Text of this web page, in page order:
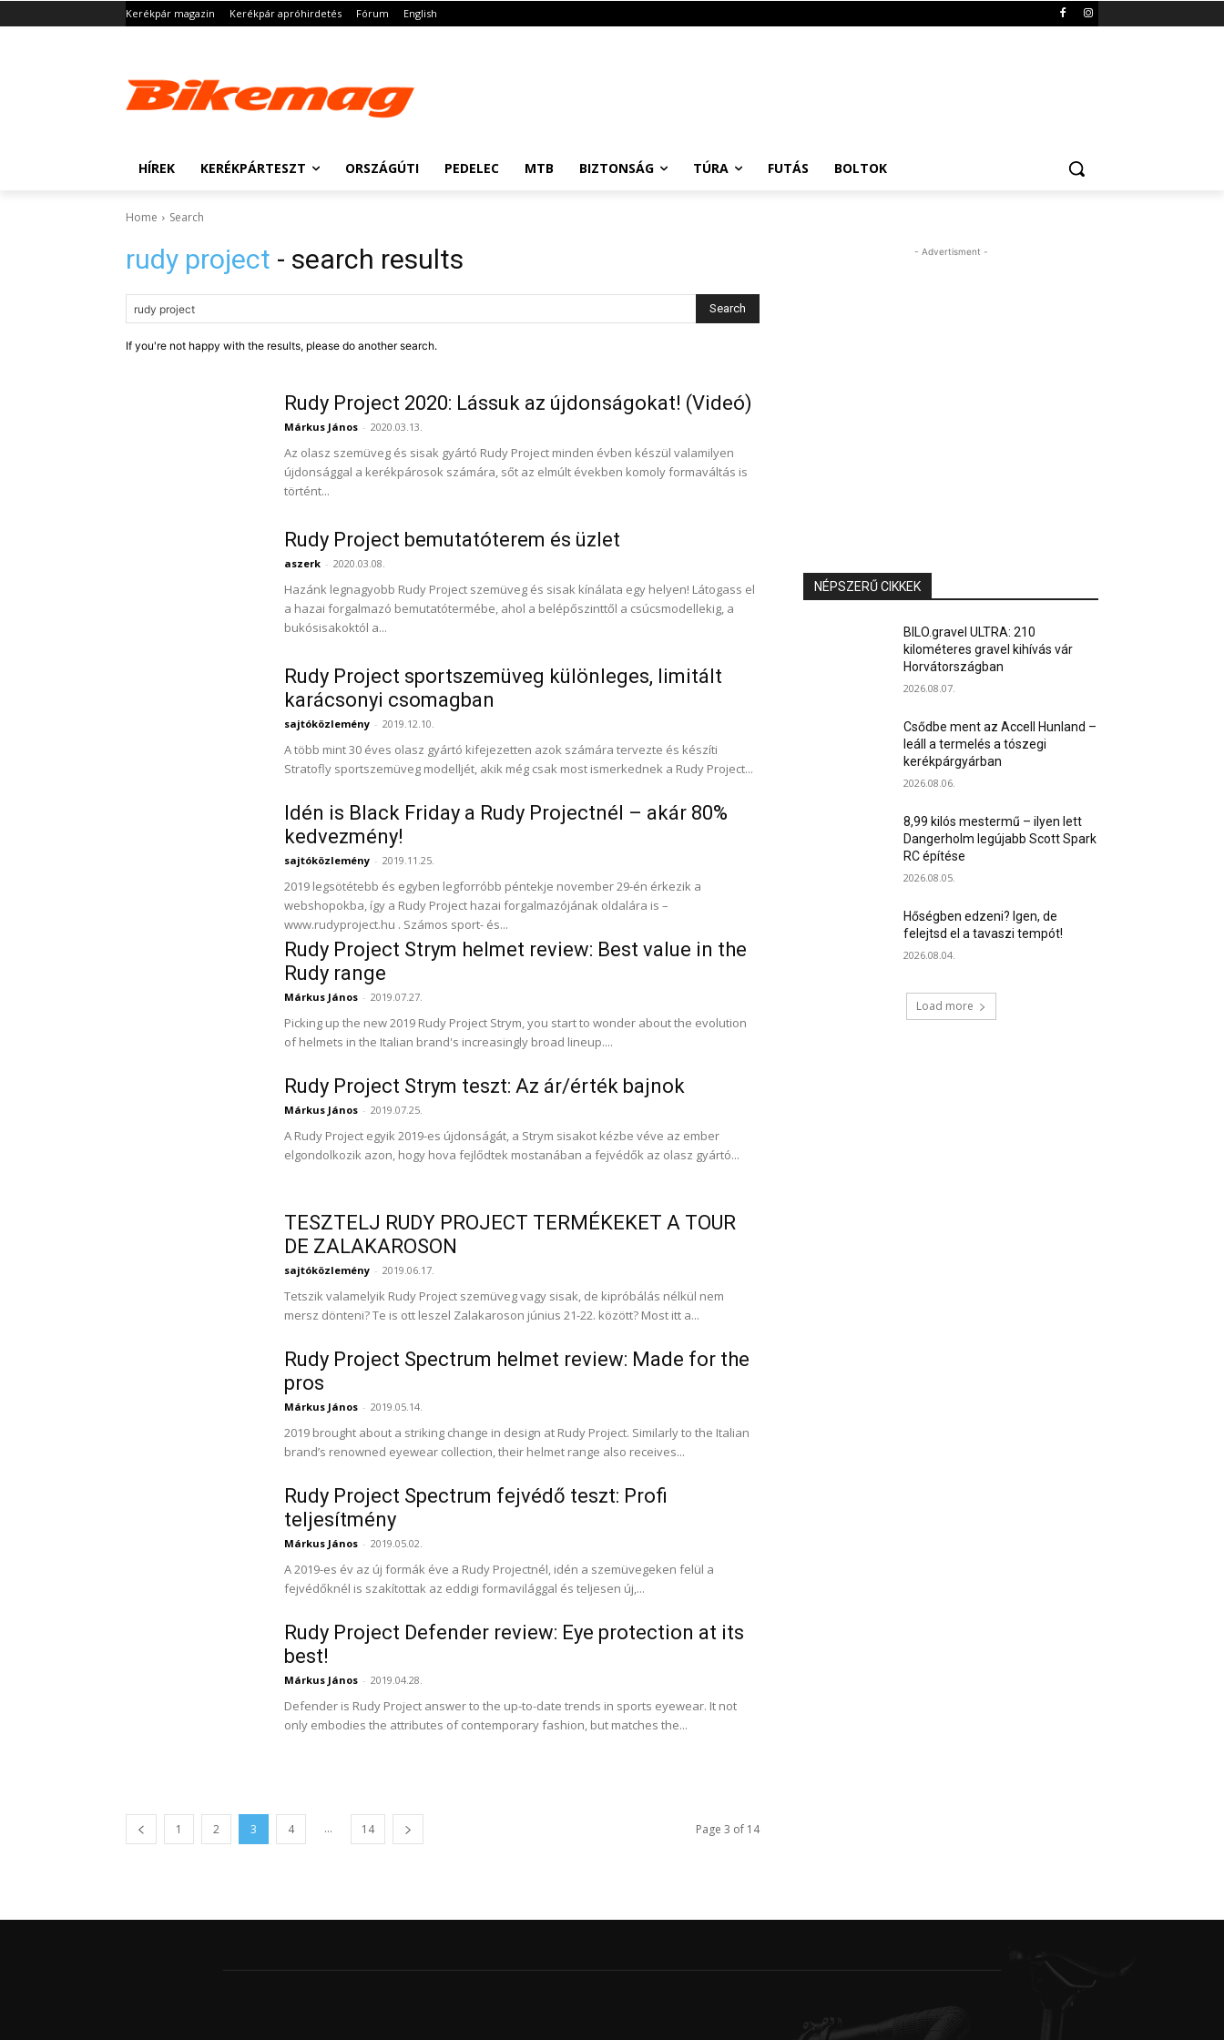
Kerékpár magazin Kerékpár apróhirdetés Fórum English
HÍREK KERÉKPÁRTESZT ORSZÁGÚTI PEDELEC MTB BIZTONSÁG TÚRA FUTÁS BOLTOK
Home Search
rudy project - search results
Search
If you're not happy with the results, please do another search.
Rudy Project 2020: Lássuk az újdonságokat! (Videó)
Márkus János - 2020.03.13.
Az olasz szemüveg és sisak gyártó Rudy Project minden évben készül valamilyen
újdonsággal a kerékpárosok számára, sőt az elmúlt években komoly formaváltás is
történt...
Rudy Project bemutatóterem és üzlet
aszerk - 2020.03.08.
Hazánk legnagyobb Rudy Project szemüveg és sisak kínálata egy helyen! Látogass el
a hazai forgalmazó bemutatótermébe, ahol a belépőszinttől a csúcsmodellekig, a
bukósisakoktól a...
Rudy Project sportszemüveg különleges, limitált
karácsonyi csomagban
sajtóközlemény - 2019.12.10.
A több mint 30 éves olasz gyártó kifejezetten azok számára tervezte és készíti
Stratofly sportszemüveg modelljét, akik még csak most ismerkednek a Rudy Project...
Idén is Black Friday a Rudy Projectnél – akár 80%
kedvezmény!
sajtóközlemény - 2019.11.25.
2019 legsötétebb és egyben legforróbb péntekje november 29-én érkezik a
webshopokba, így a Rudy Project hazai forgalmazójának oldalára is –
www.rudyproject.hu . Számos sport- és...
Rudy Project Strym helmet review: Best value in the
Rudy range
Márkus János - 2019.07.27.
Picking up the new 2019 Rudy Project Strym, you start to wonder about the evolution
of helmets in the Italian brand's increasingly broad lineup....
Rudy Project Strym teszt: Az ár/érték bajnok
Márkus János - 2019.07.25.
A Rudy Project egyik 2019-es újdonságát, a Strym sisakot kézbe véve az ember
elgondolkozik azon, hogy hova fejlődtek mostanában a fejvédők az olasz gyártó...
TESZTELJ RUDY PROJECT TERMÉKEKET A TOUR
DE ZALAKAROSON
sajtóközlemény - 2019.06.17.
Tetszik valamelyik Rudy Project szemüveg vagy sisak, de kipróbálás nélkül nem
mersz dönteni? Te is ott leszel Zalakaroson június 21-22. között? Most itt a...
Rudy Project Spectrum helmet review: Made for the
pros
Márkus János - 2019.05.14.
2019 brought about a striking change in design at Rudy Project. Similarly to the Italian
brand’s renowned eyewear collection, their helmet range also receives...
Rudy Project Spectrum fejvédő teszt: Profi
teljesítmény
Márkus János - 2019.05.02.
A 2019-es év az új formák éve a Rudy Projectnél, idén a szemüvegeken felül a
fejvédőknél is szakítottak az eddigi formavilággal és teljesen új,...
Rudy Project Defender review: Eye protection at its
best!
Márkus János - 2019.04.28.
Defender is Rudy Project answer to the up-to-date trends in sports eyewear. It not
only embodies the attributes of contemporary fashion, but matches the...
1 2 3 4 ... 14 Page 3 of 14
- Advertisment -
NÉPSZERŰ CIKKEK
BILO.gravel ULTRA: 210
kilométeres gravel kihívás vár
Horvátországban
2026.08.07.
Csődbe ment az Accell Hunland –
leáll a termelés a tószegi
kerékpárgyárban
2026.08.06.
8,99 kilós mestermű – ilyen lett
Dangerholm legújabb Scott Spark
RC építése
2026.08.05.
Hőségben edzeni? Igen, de
felejtsd el a tavaszi tempót!
2026.08.04.
Load more